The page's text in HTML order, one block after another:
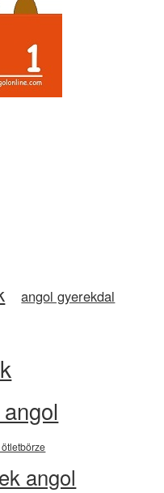
angol gyerekdal
angol